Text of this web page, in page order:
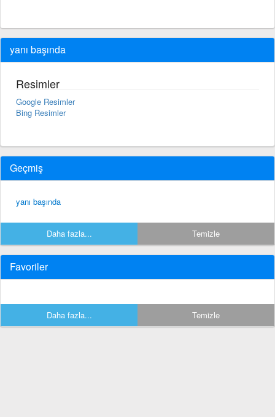
yanı başında
Resimler
Google Resimler
Bing Resimler
Geçmiş
yanı başında
Daha fazla... Temizle
Favoriler
Daha fazla... Temizle